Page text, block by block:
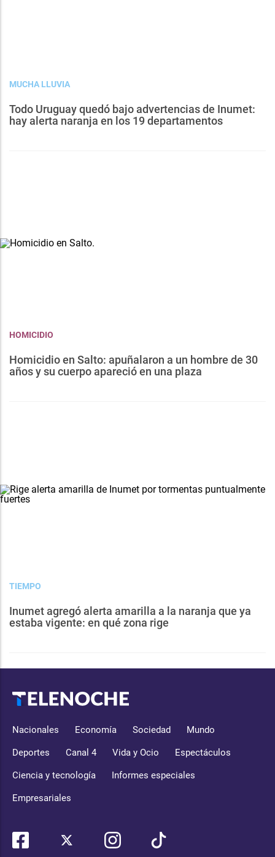
MUCHA LLUVIA
Todo Uruguay quedó bajo advertencias de Inumet:
hay alerta naranja en los 19 departamentos
HOMICIDIO
Homicidio en Salto: apuñalaron a un hombre de 30
años y su cuerpo apareció en una plaza
TIEMPO
Inumet agregó alerta amarilla a la naranja que ya
estaba vigente: en qué zona rige
Nacionales Economía Sociedad Mundo
Deportes Canal 4 Vida y Ocio Espectáculos
Ciencia y tecnología Informes especiales
Empresariales